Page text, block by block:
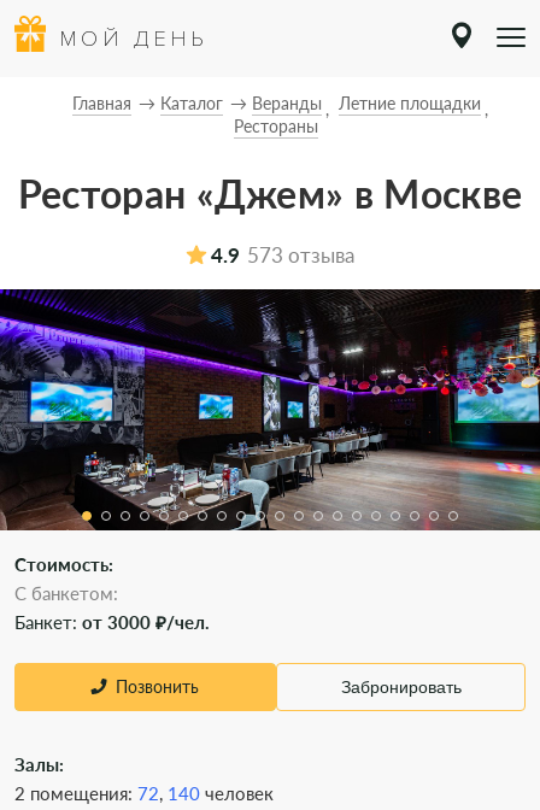
МОЙ ДЕНЬ
Главная Каталог Веранды
Летние площадки
Рестораны
Ресторан «Джем» в Москве
4.9 573 отзыва
Стоимость:
С банкетом:
Банкет: от 3000 ₽/чел.
Позвонить Забронировать
Залы:
2 помещения: 72, 140 человек